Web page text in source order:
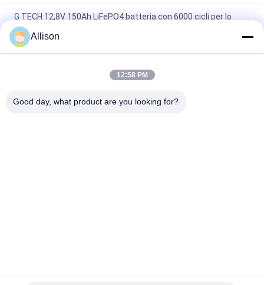
G TECH 12,8V 150Ah LiFePO4 batteria con 6000 cicli per lo
stoccaggio dell'energia solare
Batteria LiFePO4 G TECH 72V 30Ah con 6000 cicli di vita per
biciclette e tricicli elettrici
per biciclette elettriche e triciclo
Allison
12:58 PM
Good day, what product are you looking for?